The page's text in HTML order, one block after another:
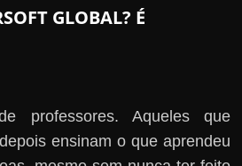
GLOBAL? É
professores. Aqueles que
ensinam o que aprendeu